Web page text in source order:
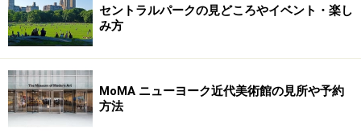
シーフードの最高峰『ル・ベルナルディ
ン』
厳しいミシュランガイドの意見を参考にニューヨーク・レ
セントラルパークの見どころやイベント・楽し
み方
MoMA ニューヨーク近代美術館の見所や予約
方法